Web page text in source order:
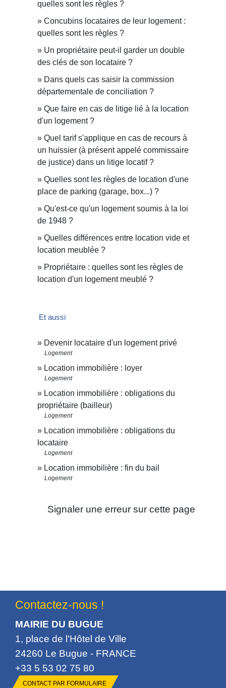
quelles sont les règles ?
Concubins locataires de leur logement :
quelles sont les règles ?
Un propriétaire peut-il garder un double
des clés de son locataire ?
Dans quels cas saisir la commission
départementale de conciliation ?
Que faire en cas de litige lié à la location
d'un logement ?
Quel tarif s'applique en cas de recours à
un huissier (à présent appelé commissaire
de justice) dans un litige locatif ?
Quelles sont les règles de location d'une
place de parking (garage, box...) ?
Qu'est-ce qu'un logement soumis à la loi
de 1948 ?
Quelles différences entre location vide et
location meublée ?
Propriétaire : quelles sont les règles de
location d'un logement meublé ?
Et aussi
Devenir locataire d'un logement privé
Logement
Location immobilière : loyer
Logement
Location immobilière : obligations du
propriétaire (bailleur)
Logement
Location immobilière : obligations du
locataire
Logement
Location immobilière : fin du bail
Logement
Signaler une erreur sur cette page
Contactez-nous !
MAIRIE DU BUGUE
1, place de l'Hôtel de Ville
24260 Le Bugue - FRANCE
+33 5 53 02 75 80
CONTACT PAR FORMULAIRE